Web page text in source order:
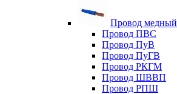
Провод медный
Провод ПВС
Провод ПуВ
Провод ПуГВ
Провод РКГМ
Провод ШВВП
Провод РПШ